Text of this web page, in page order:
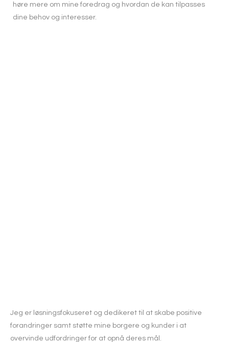
høre mere om mine foredrag og hvordan de kan tilpasses
dine behov og interesser.
Jeg er løsningsfokuseret og dedikeret til at skabe positive
forandringer samt støtte mine borgere og kunder i at
overvinde udfordringer for at opnå deres mål.